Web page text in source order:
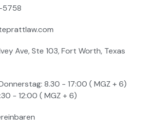
Ave, Ste 103, Fort Worth, Texas
8.30 - 17:00 ( MGZ + 6)
- 12:00 ( MGZ + 6)